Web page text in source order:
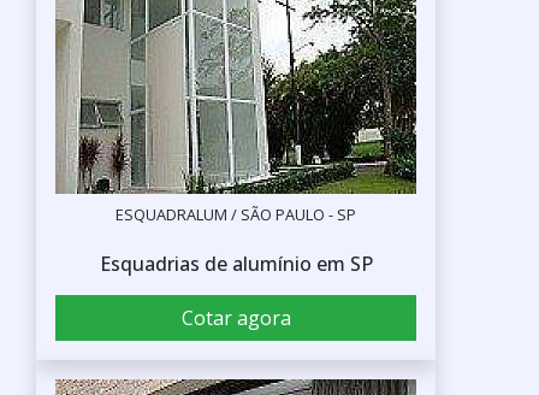
ESQUADRALUM / SÃO PAULO - SP
Esquadrias de alumínio em SP
Cotar agora